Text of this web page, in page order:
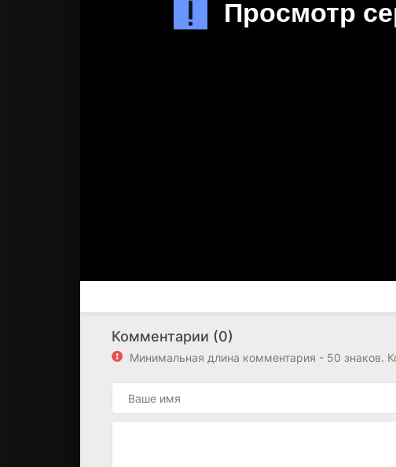
Комментарии (0)
Минимальная длина комментария - 50 знаков.